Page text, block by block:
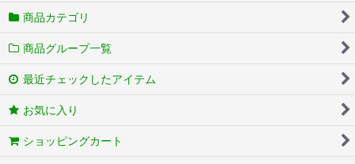
商品カテゴリ
商品グループ一覧
最近チェックしたアイテム
お気に入り
ショッピングカート